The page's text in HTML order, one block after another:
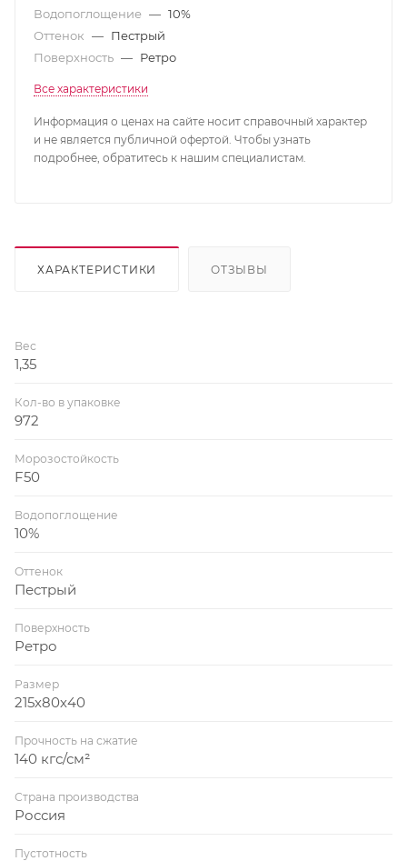
Водопоглощение — 10%
Оттенок — Пестрый
Поверхность — Ретро
Все характеристики
Информация о ценах на сайте носит справочный характер
и не является публичной офертой. Чтобы узнать
подробнее, обратитесь к нашим специалистам.
ХАРАКТЕРИСТИКИ ОТЗЫВЫ
Вес
1,35
Кол-во в упаковке
972
Морозостойкость
F50
Водопоглощение
10%
Оттенок
Пестрый
Поверхность
Ретро
Размер
215х80х40
Прочность на сжатие
140 кгс/см²
Страна производства
Россия
Пустотность